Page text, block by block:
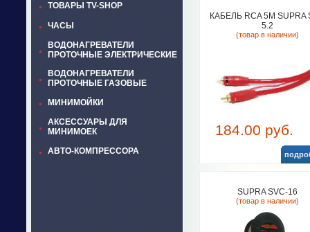
ТОВАРЫ TV-SHOP
ЧАСЫ
ВОДОНАГРЕВАТЕЛИ
ПРОТОЧНЫЕ ЭЛЕКТРИЧЕСКИЕ
ВОДОНАГРЕВАТЕЛИ
ПРОТОЧНЫЕ ГАЗОВЫЕ
МИНИМОЙКИ
АКСЕССУАРЫ ДЛЯ
МИНИМОЕК
АВТО-КОМПРЕССОРА
КАБЕЛЬ RCA 5М SUPRA
5.2
(товар в наличии)
184.00 руб.
SUPRA SVC-16
(товар в наличии)